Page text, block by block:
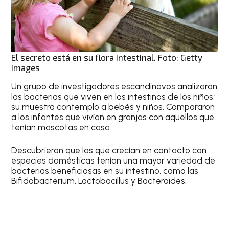
El secreto está en su flora intestinal. Foto: Getty
Images
Un grupo de investigadores escandinavos analizaron
las bacterias que viven en los intestinos de los niños;
su muestra contempló a bebés y niños. Compararon
a los infantes que vivían en granjas con aquellos que
tenían mascotas en casa.
Descubrieron que los que crecían en contacto con
especies domésticas tenían una mayor variedad de
bacterias beneficiosas en su intestino, como las
Bifidobacterium, Lactobacillus y Bacteroides.